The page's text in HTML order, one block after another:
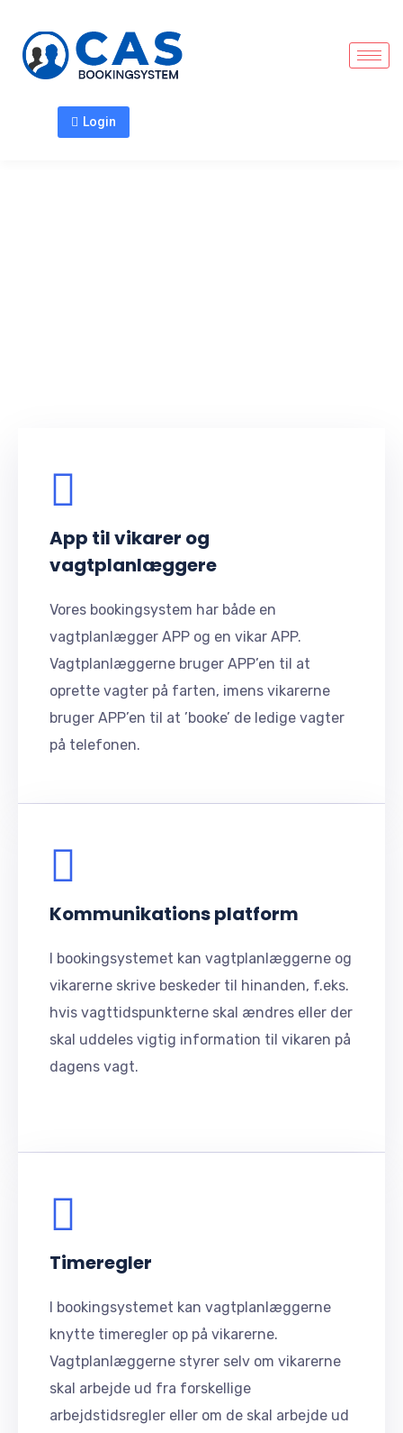
Login
App til vikarer og
vagtplanlæggere
Vores bookingsystem har både en
vagtplanlægger APP og en vikar APP.
Vagtplanlæggerne bruger APP’en til at
oprette vagter på farten, imens vikarerne
bruger APP’en til at ’booke’ de ledige vagter
på telefonen.
Kommunikations platform
I bookingsystemet kan vagtplanlæggerne og
vikarerne skrive beskeder til hinanden, f.eks.
hvis vagttidspunkterne skal ændres eller der
skal uddeles vigtig information til vikaren på
dagens vagt.
Timeregler
I bookingsystemet kan vagtplanlæggerne
knytte timeregler op på vikarerne.
Vagtplanlæggerne styrer selv om vikarerne
skal arbejde ud fra forskellige
arbejdstidsregler eller om de skal arbejde ud